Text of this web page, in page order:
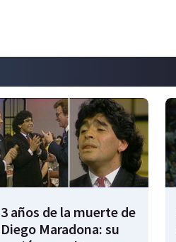
3 años de la muerte de
Diego Maradona: su